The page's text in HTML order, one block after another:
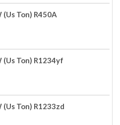
Ton) R450A
Ton) R1234yf
Ton) R1233zd